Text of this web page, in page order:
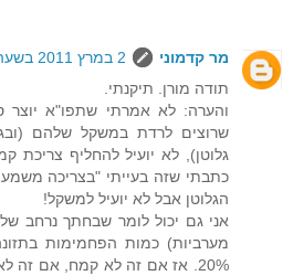
מר קדמוני
2 במרץ 2011 בשעה 18:56
תודה מורן. תיקנתי.
והערה: לא אמרתי שתפו"א יוצר
שרוצים לרדת במשקל שלהם
גלוטן), לא יועיל להחליף צריכת
כתבתי שזה בעייתי "בצריכה
הגלוטן אבל לא יועיל למשקל!
אני גם יכול לומר שבחתך נרחב של
מערביות) כמות הפחמימות
20%. אז אם זה לא קמח, אם זה